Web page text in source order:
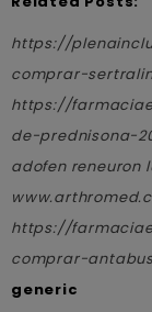
https://
comprar-
https://
de-prednisona-
adofen reneuron
https://
comprar-
generic